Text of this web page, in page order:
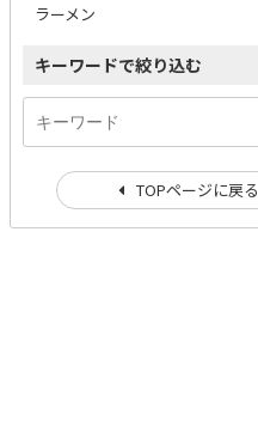
ラーメン
キーワードで絞り込む
TOPページに戻る